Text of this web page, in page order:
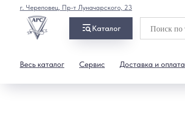
Каталог
Весь каталог Сервис Доставка и оплата
г. Череповец, Пр-т Луначарского, 23